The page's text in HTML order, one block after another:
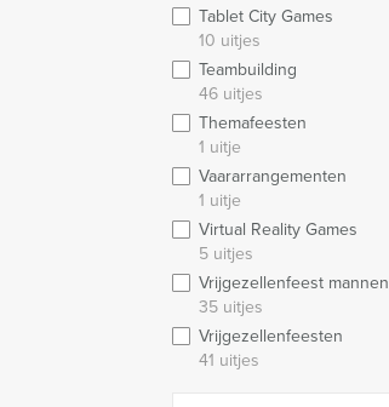
Tablet City Games
10 uitjes
Teambuilding
46 uitjes
Themafeesten
1 uitje
Vaararrangementen
1 uitje
Virtual Reality Games
5 uitjes
Vrijgezellenfeest mannen
35 uitjes
Vrijgezellenfeesten
41 uitjes